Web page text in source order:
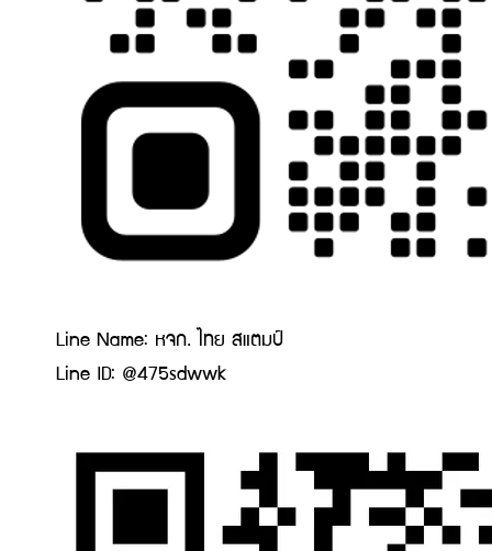
Line Name: หจก. ไทย สแตมป์
Line ID: @475sdwwk